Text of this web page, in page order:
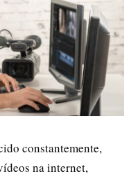
constantemente,
na internet,